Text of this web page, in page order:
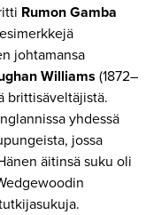
Rumon Gamba
johtamansa
Williams (1872–
brittisäveltäjistä.
yhdessä
jossa
äitinsä suku oli